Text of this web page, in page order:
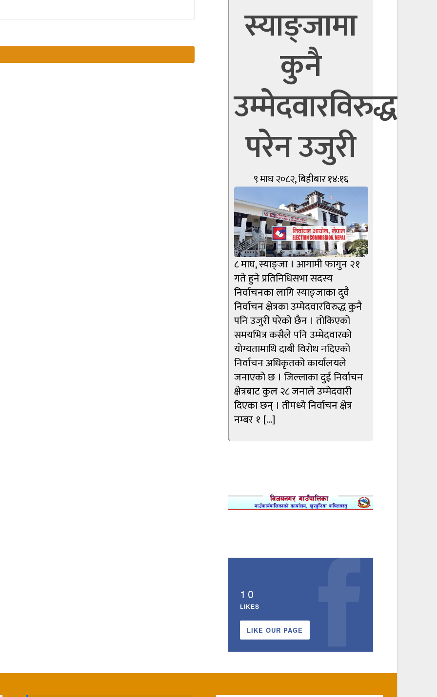
स्याङ्जामा
कुनै
उम्मेदवारविरुद्ध
परेन उजुरी
९ माघ २०८२, बिहीबार १४:१६
८ माघ, स्याङ्जा । आगामी फागुन २१
गते हुने प्रतिनिधिसभा सदस्य
निर्वाचनका लागि स्याङ्जाका दुवै
निर्वाचन क्षेत्रका उम्मेदवारविरुद्ध कुनै
पनि उजुरी परेको छैन । तोकिएको
समयभित्र कसैले पनि उम्मेदवारको
योग्यतामाथि दाबी विरोध नदिएको
निर्वाचन अधिकृतको कार्यालयले
जनाएको छ । जिल्लाका दुई निर्वाचन
क्षेत्रबाट कुल २८ जनाले उम्मेदवारी
दिएका छन् । तीमध्ये निर्वाचन क्षेत्र
नम्बर १ […]
10
LIKES
LIKE OUR PAGE